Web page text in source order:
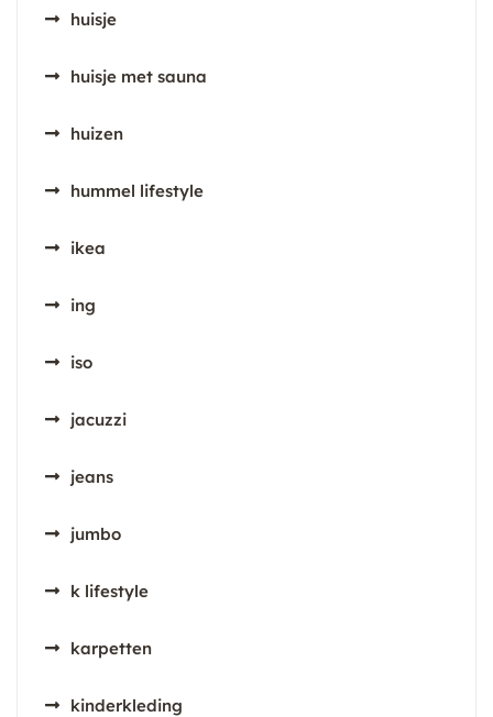
huisje
huisje met sauna
huizen
hummel lifestyle
ikea
ing
iso
jacuzzi
jeans
jumbo
k lifestyle
karpetten
kinderkleding